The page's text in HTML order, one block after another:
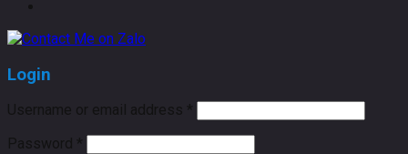
Login
Username or email address *
Password *